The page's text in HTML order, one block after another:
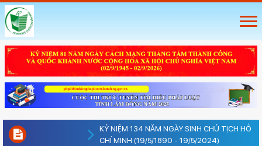
KỶ NIỆM 134 NĂM NGÀY SINH CHỦ TỊCH HỒ
CHÍ MINH (19/5/1890 - 19/5/2024)